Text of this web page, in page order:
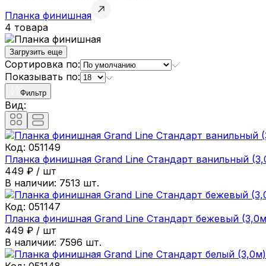
Планка финишная
4 товара
Загрузить еще
Сортировка по:
Показывать по:
Фильтр
Вид:
Код: 051149
Планка финишная Grand Line Стандарт ванильный
449 ₽ / шт
В наличии: 7513 шт.
Код: 051147
Планка финишная Grand Line Стандарт бежевый
449 ₽ / шт
В наличии: 7596 шт.